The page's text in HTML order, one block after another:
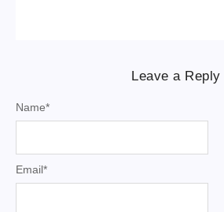
Leave a Reply
Name*
Email*